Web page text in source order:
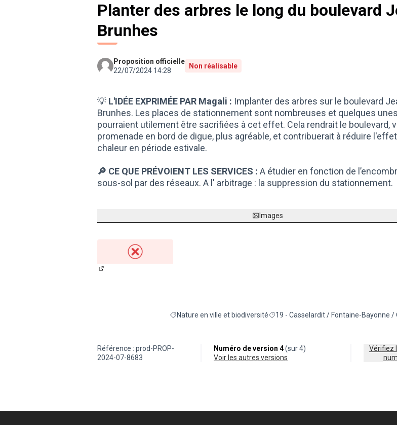
Planter des arbres le long du boulevard
Brunhes
Proposition officielle
22/07/2024 14:28
Non réalisable
💡 L'IDÉE EXPRIMÉE PAR Magali : Implanter des arbres sur le boulevard
Brunhes. Les places de stationnement sont nombreuses et quelques unes
pourraient utilement être sacrifiées à cet effet. Cela rendrait le boulevard,
promenade en bord de digue, plus agréable, et contribuerait à réduire
chaleur en période estivale.
🔎 CE QUE PRÉVOIENT LES SERVICES : A étudier en fonction de
sous-sol par des réseaux. A l' arbitrage : la suppression du stationnement.
Images
Filtrer les résultats de la catégorie : Nature en ville et biodiversité
Nature en ville et biodiversitéFiltrer les résultats pour le secteur : 19 -
19 - Casselardit / Fontaine-Bayonne /
Référence : prod-PROP-
2024-07-8683
Numéro de version 4(sur 4)
voir les autres versions
Vérifiez l'empreinte